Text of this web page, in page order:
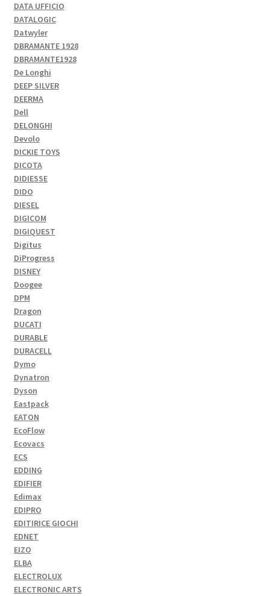
DATA UFFICIO
DATALOGIC
Datwyler
DBRAMANTE 1928
DBRAMANTE1928
De Longhi
DEEP SILVER
DEERMA
Dell
DELONGHI
Devolo
DICKIE TOYS
DICOTA
DIDIESSE
DIDO
DIESEL
DIGICOM
DIGIQUEST
Digitus
DiProgress
DISNEY
Doogee
DPM
Dragon
DUCATI
DURABLE
DURACELL
Dymo
Dynatron
Dyson
Eastpack
EATON
EcoFlow
Ecovacs
ECS
EDDING
EDIFIER
Edimax
EDIPRO
EDITIRICE GIOCHI
EDNET
EIZO
ELBA
ELECTROLUX
ELECTRONIC ARTS